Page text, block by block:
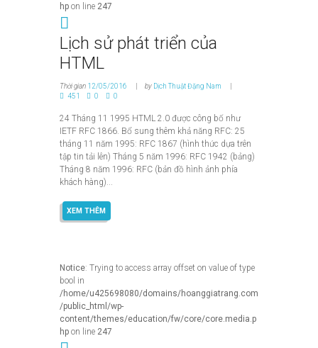
hp on line 247
Lịch sử phát triển của
HTML
Thời gian 12/05/2016 by Dịch Thuật Đặng Nam
451
0 0
24 Tháng 11 1995 HTML 2.0 được công bố như
IETF RFC 1866. Bổ sung thêm khả năng RFC: 25
tháng 11 năm 1995: RFC 1867 (hình thức dựa trên
tập tin tải lên) Tháng 5 năm 1996: RFC 1942 (bảng)
Tháng 8 năm 1996: RFC (bản đồ hình ảnh phía
khách hàng)...
XEM THÊM
Notice: Trying to access array offset on value of type
bool in
/home/u425698080/domains/hoanggiatrang.com
/public_html/wp-
content/themes/education/fw/core/core.media.p
hp on line 247